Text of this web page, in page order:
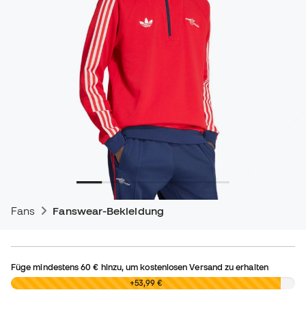
Fans Fanswear-Bekleidung
Füge mindestens60 € hinzu, um kostenlosen Versand zu erhalten
0,00 € +53,99 €